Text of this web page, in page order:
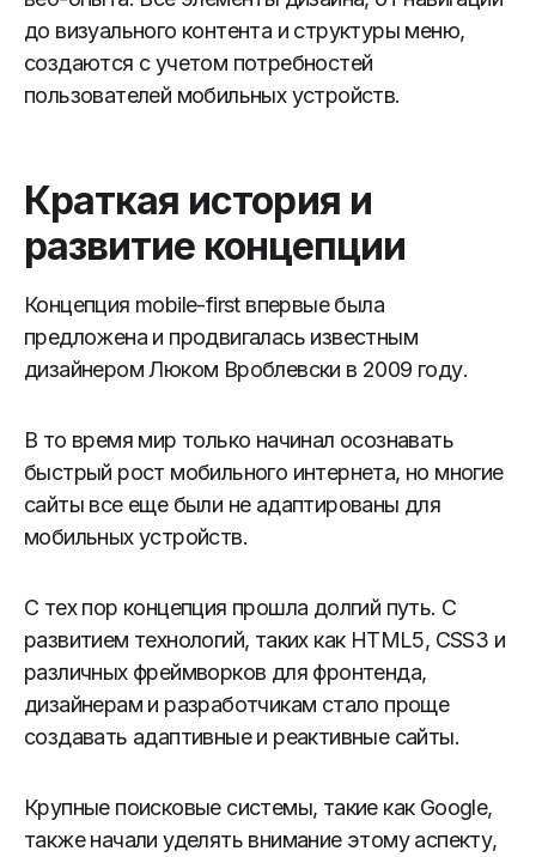
до визуального контента и структуры меню,
создаются с учетом потребностей
пользователей мобильных устройств.
Краткая история и
развитие концепции
Концепция mobile-first впервые была
предложена и продвигалась известным
дизайнером Люком Вроблевски в 2009 году.
В то время мир только начинал осознавать
быстрый рост мобильного интернета, но многие
сайты все еще были не адаптированы для
мобильных устройств.
С тех пор концепция прошла долгий путь. С
развитием технологий, таких как HTML5, CSS3 и
различных фреймворков для фронтенда,
дизайнерам и разработчикам стало проще
создавать адаптивные и реактивные сайты.
Крупные поисковые системы, такие как Google,
также начали уделять внимание этому аспекту,